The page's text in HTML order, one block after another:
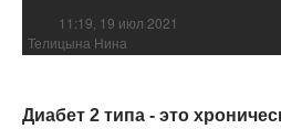
11:19, 19 июл 2021
Телицына Нина
Диабет 2 типа - это